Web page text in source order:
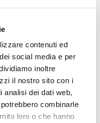
contenuti ed
social media e per
inoltre
il nostro sito con i
analisi dei dati web,
combinarle
loro o che hanno
– Trucks